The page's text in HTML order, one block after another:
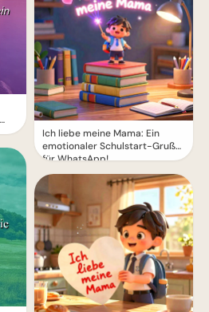
Ich liebe meine Mama: Ein
emotionaler Schulstart-Gruß
für WhatsApp!